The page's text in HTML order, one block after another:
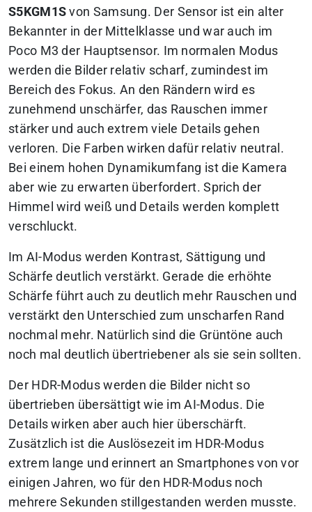
S5KGM1S von Samsung. Der Sensor ist ein alter
Bekannter in der Mittelklasse und war auch im
Poco M3 der Hauptsensor. Im normalen Modus
werden die Bilder relativ scharf, zumindest im
Bereich des Fokus. An den Rändern wird es
zunehmend unschärfer, das Rauschen immer
stärker und auch extrem viele Details gehen
verloren. Die Farben wirken dafür relativ neutral.
Bei einem hohen Dynamikumfang ist die Kamera
aber wie zu erwarten überfordert. Sprich der
Himmel wird weiß und Details werden komplett
verschluckt.
Im AI-Modus werden Kontrast, Sättigung und
Schärfe deutlich verstärkt. Gerade die erhöhte
Schärfe führt auch zu deutlich mehr Rauschen und
verstärkt den Unterschied zum unscharfen Rand
nochmal mehr. Natürlich sind die Grüntöne auch
noch mal deutlich übertriebener als sie sein sollten.
Der HDR-Modus werden die Bilder nicht so
übertrieben übersättigt wie im AI-Modus. Die
Details wirken aber auch hier überschärft.
Zusätzlich ist die Auslösezeit im HDR-Modus
extrem lange und erinnert an Smartphones von vor
einigen Jahren, wo für den HDR-Modus noch
mehrere Sekunden stillgestanden werden musste.